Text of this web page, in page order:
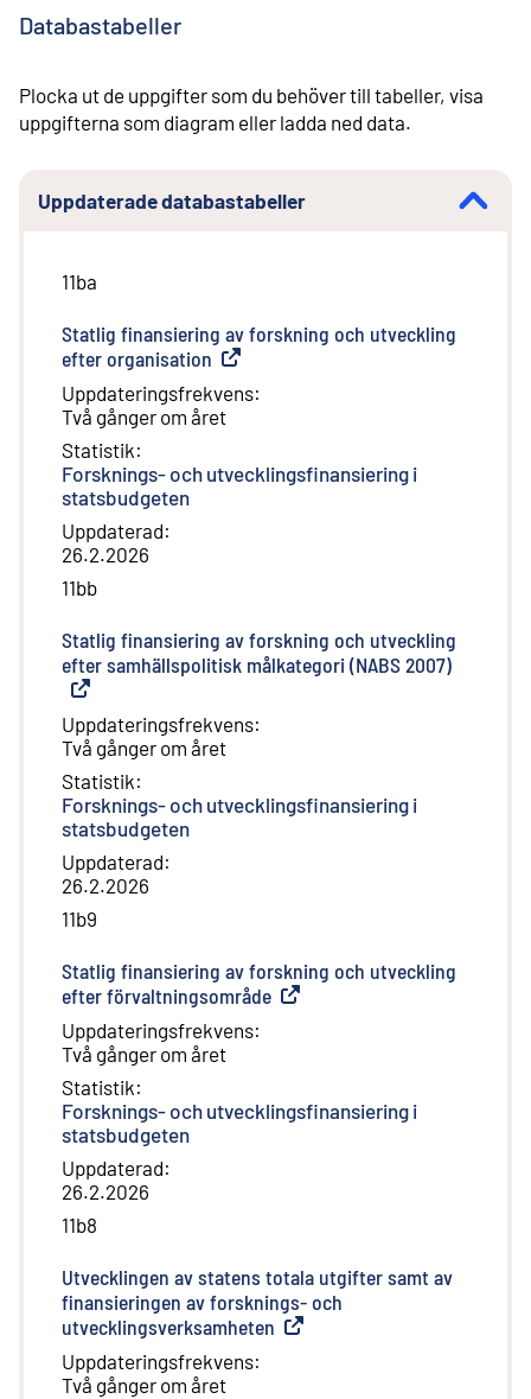
Databastabeller
Plocka ut de uppgifter som du behöver till tabeller, visa
uppgifterna som diagram eller ladda ned data.
Uppdaterade databastabeller
11ba
Statlig finansiering av forskning och utveckling
efter organisation Extern länk
Uppdateringsfrekvens:
Två gånger om året
Statistik:
Forsknings- och utvecklingsfinansiering i
statsbudgeten
Uppdaterad:
26.2.2026
11bb
Statlig finansiering av forskning och utveckling
efter samhällspolitisk målkategori (NABS 2007)
Uppdateringsfrekvens:
Två gånger om året
Statistik:
Forsknings- och utvecklingsfinansiering i
statsbudgeten
Uppdaterad:
26.2.2026
11b9
Statlig finansiering av forskning och utveckling
efter förvaltningsområde Extern länk
Uppdateringsfrekvens:
Två gånger om året
Statistik:
Forsknings- och utvecklingsfinansiering i
statsbudgeten
Uppdaterad:
26.2.2026
11b8
Utvecklingen av statens totala utgifter samt av
finansieringen av forsknings- och
utvecklingsverksamheten Extern länk
Uppdateringsfrekvens:
Två gånger om året